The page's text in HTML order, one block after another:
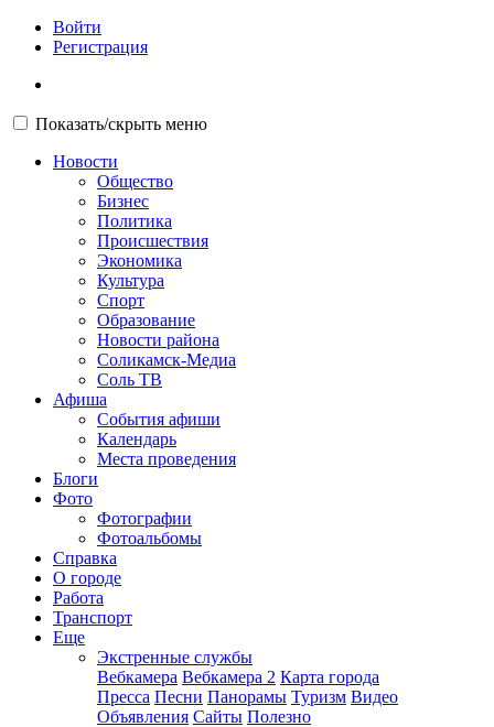
Войти
Регистрация
Показать/скрыть меню
Новости
Общество
Бизнес
Политика
Происшествия
Экономика
Культура
Спорт
Образование
Новости района
Соликамск-Медиа
Соль ТВ
Афиша
События афиши
Календарь
Места проведения
Блоги
Фото
Фотографии
Фотоальбомы
Справка
О городе
Работа
Транспорт
Еще
Экстренные службы
Вебкамера Вебкамера 2 Карта города
Пресса Песни Панорамы Туризм Видео
Объявления Сайты Полезно